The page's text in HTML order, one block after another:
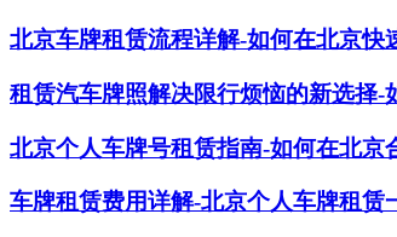
北京车牌租赁流程详解-如何在北京快
租赁汽车牌照解决限行烦恼的新选择-
北京个人车牌号租赁指南-如何在北京
车牌租赁费用详解-北京个人车牌租赁